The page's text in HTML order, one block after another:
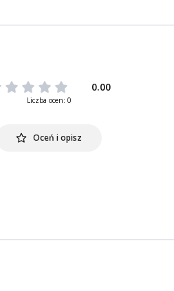
0.00
Liczba ocen: 0
Oceń i opisz